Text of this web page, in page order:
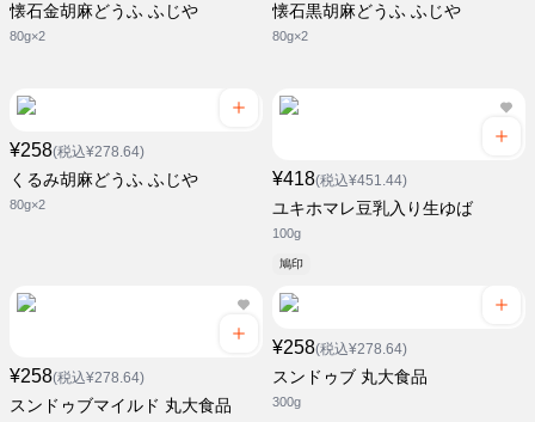
懐石金胡麻どうふ ふじや
80g×2
懐石黒胡麻どうふ ふじや
80g×2
¥258(税込¥278.64)
くるみ胡麻どうふ ふじや
80g×2
¥418(税込¥451.44)
ユキホマレ豆乳入り生ゆば
100g
鳩印
¥258(税込¥278.64)
スンドゥブマイルド 丸大食品
¥258(税込¥278.64)
スンドゥブ 丸大食品
300g